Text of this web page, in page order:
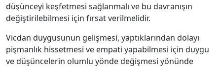
düşünceyi keşfetmesi sağlanmalı ve bu davranışın
değiştirilebilmesi için fırsat verilmelidir.
Vicdan duygusunun gelişmesi, yaptıklarından dolayı
pişmanlık hissetmesi ve empati yapabilmesi için duygu
ve düşüncelerin olumlu yönde değişmesi yönünde